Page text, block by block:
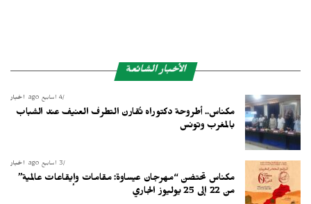
الأخبار الشائعة
أخبار 4 أسابيع ago
مكناس.. أطروحة دكتوراه تُقارن التطرف العنيف عند الشباب
بالمغرب وتونس
أخبار 3 أسابيع ago
مكناس تحتضن “مهرجان عيساوة: مقامات وإيقاعات عالمية”
من 22 إلى 25 يوليوز الجاري